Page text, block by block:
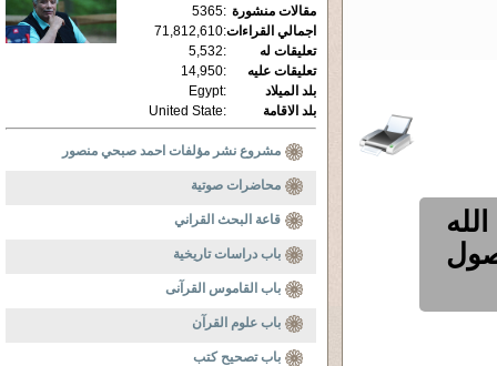
مقالات منشورة :
5365
اجمالي القراءات:
71,812,610
تعليقات له
:
5,532
تعليقات عليه
:
14,950
بلد الميلاد
:
Egypt
بلد الاقامة
:
United State
مشروع نشر مؤلفات احمد صبحي منصور
محاضرات صوتية
قاعة البحث القراني
باب دراسات تاريخية
باب القاموس القرآنى
باب علوم القرآن
باب تصحيح كتب